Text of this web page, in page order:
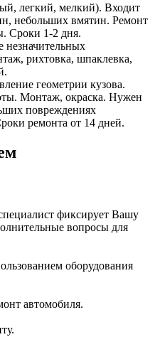
легкий, мелкий). Входит
небольших вмятин. Ремонт
Сроки 1-2 дня.
рихтовка, шпаклевка,
геометрии кузова.
Монтаж, окраска. Нужен
повреждениях
ремонта от 14 дней.
фиксирует Вашу
вопросы для
оборудования
автомобиля.